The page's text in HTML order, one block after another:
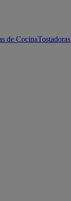
de CocinaTostadoras